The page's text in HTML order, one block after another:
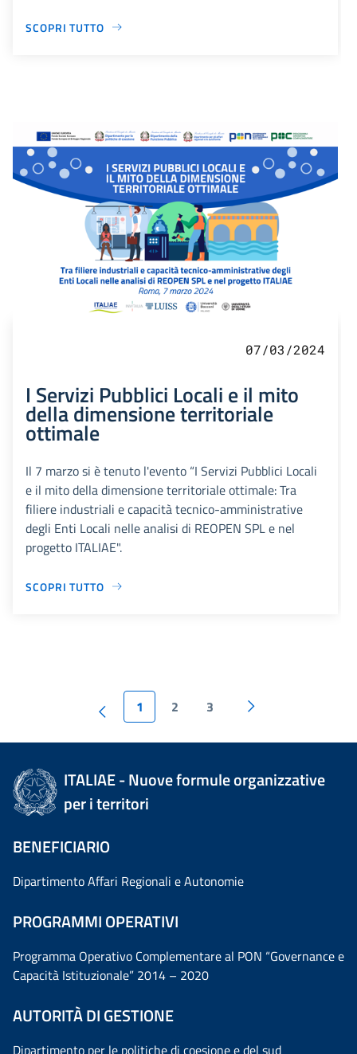
SCOPRI TUTTO
07/03/2024
I Servizi Pubblici Locali e il mito
della dimensione territoriale
ottimale
Il 7 marzo si è tenuto l'evento “I Servizi Pubblici Locali
e il mito della dimensione territoriale ottimale: Tra
filiere industriali e capacità tecnico-amministrative
degli Enti Locali nelle analisi di REOPEN SPL e nel
progetto ITALIAE".
SCOPRI TUTTO
1 2 3
ITALIAE - Nuove formule organizzative
per i territori
BENEFICIARIO
Dipartimento Affari Regionali e Autonomie
PROGRAMMI OPERATIVI
Programma Operativo Complementare al PON “Governance e
Capacità Istituzionale” 2014 – 2020
AUTORITÀ DI GESTIONE
Dipartimento per le politiche di coesione e del sud